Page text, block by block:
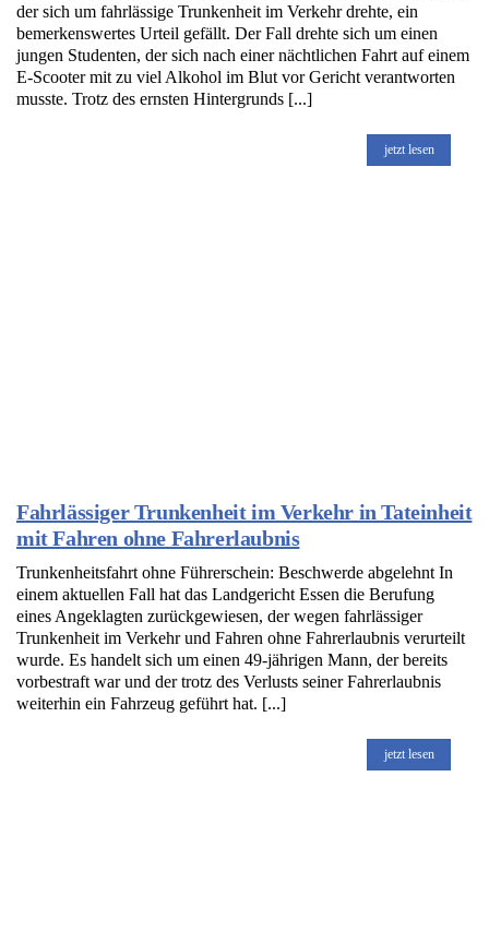
der sich um fahrlässige Trunkenheit im Verkehr drehte, ein
bemerkenswertes Urteil gefällt. Der Fall drehte sich um einen
jungen Studenten, der sich nach einer nächtlichen Fahrt auf einem
E-Scooter mit zu viel Alkohol im Blut vor Gericht verantworten
musste. Trotz des ernsten Hintergrunds [...]
jetzt lesen
Fahrlässiger Trunkenheit im Verkehr in Tateinheit
mit Fahren ohne Fahrerlaubnis
Trunkenheitsfahrt ohne Führerschein: Beschwerde abgelehnt In
einem aktuellen Fall hat das Landgericht Essen die Berufung
eines Angeklagten zurückgewiesen, der wegen fahrlässiger
Trunkenheit im Verkehr und Fahren ohne Fahrerlaubnis verurteilt
wurde. Es handelt sich um einen 49-jährigen Mann, der bereits
vorbestraft war und der trotz des Verlusts seiner Fahrerlaubnis
weiterhin ein Fahrzeug geführt hat. [...]
jetzt lesen